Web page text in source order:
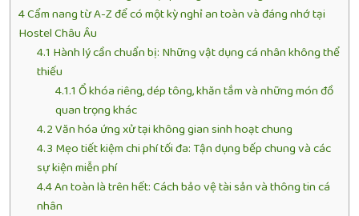
4Cẩm nang từ A-Z để có một kỳ nghỉ an toàn và đáng nhớ tại
Hostel Châu Âu
4.1 Hành lý cần chuẩn bị: Những vật dụng cá nhân không thể
thiếu
4.1.1 Ổ khóa riêng, dép tông, khăn tắm và những món đồ
quan trọng khác
4.2Văn hóa ứng xử tại không gian sinh hoạt chung
4.3 Mẹo tiết kiệm chi phí tối đa: Tận dụng bếp chung và các
sự kiện miễn phí
4.4An toàn là trên hết: Cách bảo vệ tài sản và thông tin cá
nhân